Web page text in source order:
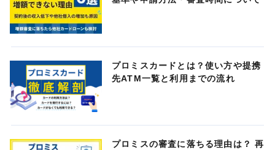
プロミスカードとは？使い方や提携
先ATM一覧と利用までの流れ
プロミスの審査に落ちる理由は？ 再